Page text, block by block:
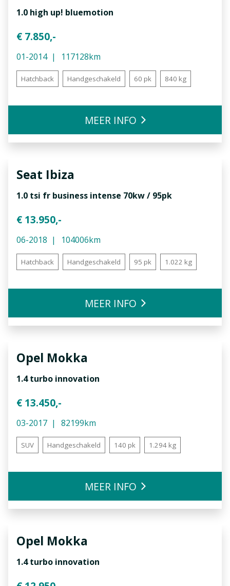
1.0 high up! bluemotion
€ 7.850,-
01-2014 117128km
Hatchback Handgeschakeld 60 pk 840 kg
MEER INFO
Seat Ibiza
1.0 tsi fr business intense 70kw / 95pk
€ 13.950,-
06-2018 104006km
Hatchback Handgeschakeld 95 pk 1.022 kg
MEER INFO
Opel Mokka
1.4 turbo innovation
€ 13.450,-
03-2017 82199km
SUV Handgeschakeld 140 pk 1.294 kg
MEER INFO
Opel Mokka
1.4 turbo innovation